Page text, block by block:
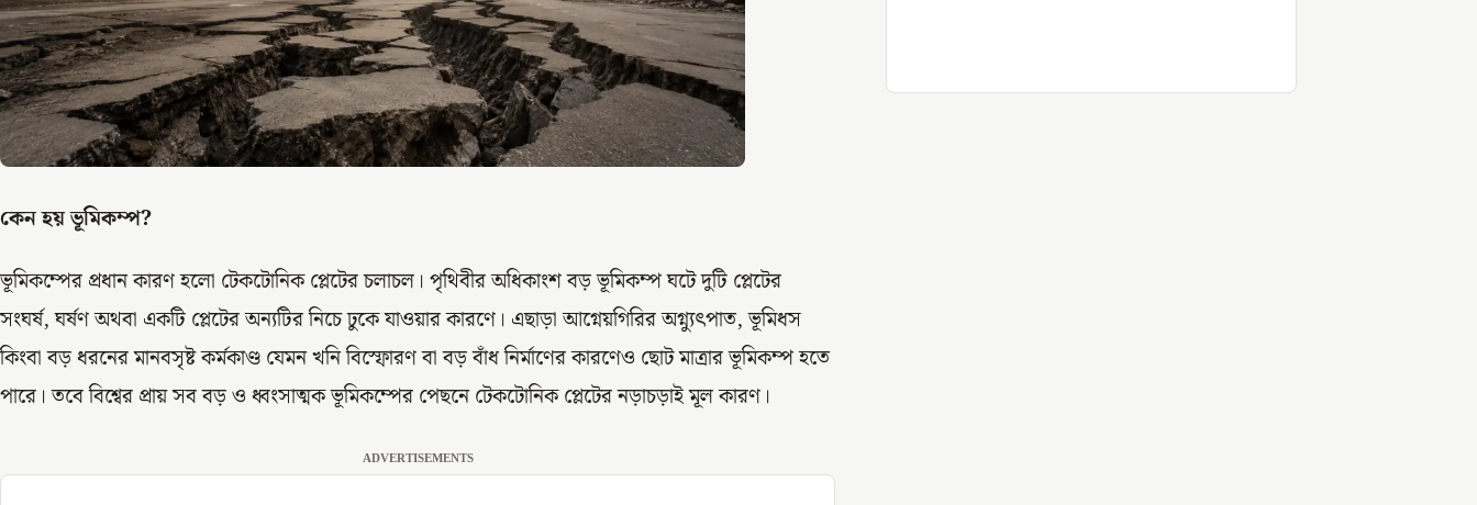
কেন হয় ভূমিকম্প?
ভূমিকম্পের প্রধান কারণ হলো টেকটোনিক প্লেটের চলাচল। পৃথিবীর অধিকাংশ বড় ভূমিকম্প ঘটে দুটি প্লেটের
সংঘর্ষ, ঘর্ষণ অথবা একটি প্লেটের অন্যটির নিচে ঢুকে যাওয়ার কারণে। এছাড়া আগ্নেয়গিরির অগ্ন্যুৎপাত, ভূমিধস
কিংবা বড় ধরনের মানবসৃষ্ট কর্মকাণ্ড যেমন খনি বিস্ফোরণ বা বড় বাঁধ নির্মাণের কারণেও ছোট মাত্রার ভূমিকম্প হতে
পারে। তবে বিশ্বের প্রায় সব বড় ও ধ্বংসাত্মক ভূমিকম্পের পেছনে টেকটোনিক প্লেটের নড়াচড়াই মূল কারণ।
ADVERTISEMENTS